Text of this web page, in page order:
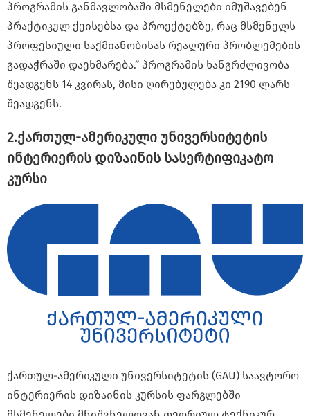
პროგრამის განმავლობაში მსმენელები იმუშავებენ
პრაქტიკულ ქეისებსა და პროექტებზე, რაც მსმენელს
პროფესიული საქმიანობისას რეალური პრობლემების
გადაჭრაში დაეხმარება.” პროგრამის ხანგრძლივობა
შეადგენს 14 კვირას, მისი ღირებულება კი 2190 ლარს
შეადგენს.
2.ქართულ-ამერიკული უნივერსიტეტის
ინტერიერის დიზაინის სასერტიფიკატო
კურსი
ქართულ-ამერიკული უნივერსიტეტის (GAU) საავტორო
ინტერიერის დიზაინის კურსის ფარგლებში